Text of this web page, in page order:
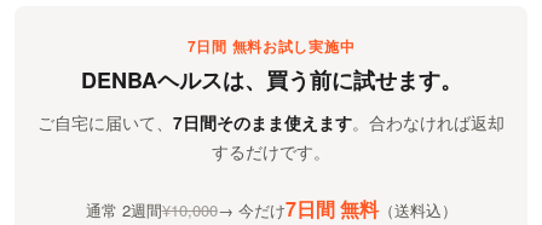
7日間 無料お試し実施中
DENBAヘルスは、買う前に試せます。
ご自宅に届いて、 7日間そのまま使えます。合わなければ返却
するだけです。
通常 2週間¥10,000→ 今だけ7日間 無料（送料込）